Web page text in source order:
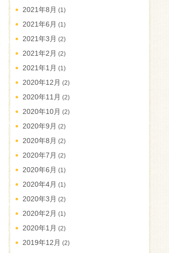
2021年8月 (1)
2021年6月 (1)
2021年3月 (2)
2021年2月 (2)
2021年1月 (1)
2020年12月 (2)
2020年11月 (2)
2020年10月 (2)
2020年9月 (2)
2020年8月 (2)
2020年7月 (2)
2020年6月 (1)
2020年4月 (1)
2020年3月 (2)
2020年2月 (1)
2020年1月 (2)
2019年12月 (2)